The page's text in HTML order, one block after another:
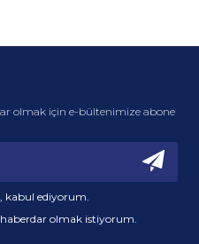
olmak için e-bültenimize abone
kabul ediyorum.
olmak istiyorum.